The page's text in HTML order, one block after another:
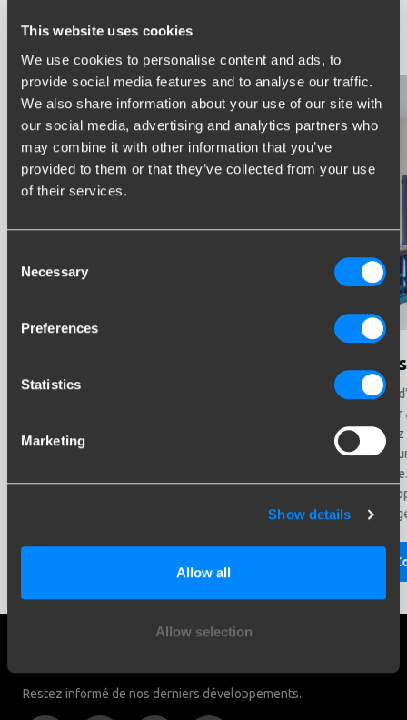
This website uses cookies
We use cookies to personalise content and ads, to
provide social media features and to analyse our traffic.
We also share information about your use of our site with
our social media, advertising and analytics partners who
may combine it with other information that you’ve
provided to them or that they’ve collected from your use
of their services.
Selection
Necessary
Preferences
Statistics
Marketing
Show details
Allow all
Allow selection
Pages liées
Quand l’attelage est installé sur votre véhicule, vous
en caravane, transporter votre bateau ou vos chevaux.
Pour augmenter la facilité d’utilisation et la sécurité,
poserez
tant
Restez informé de nos derniers développements.